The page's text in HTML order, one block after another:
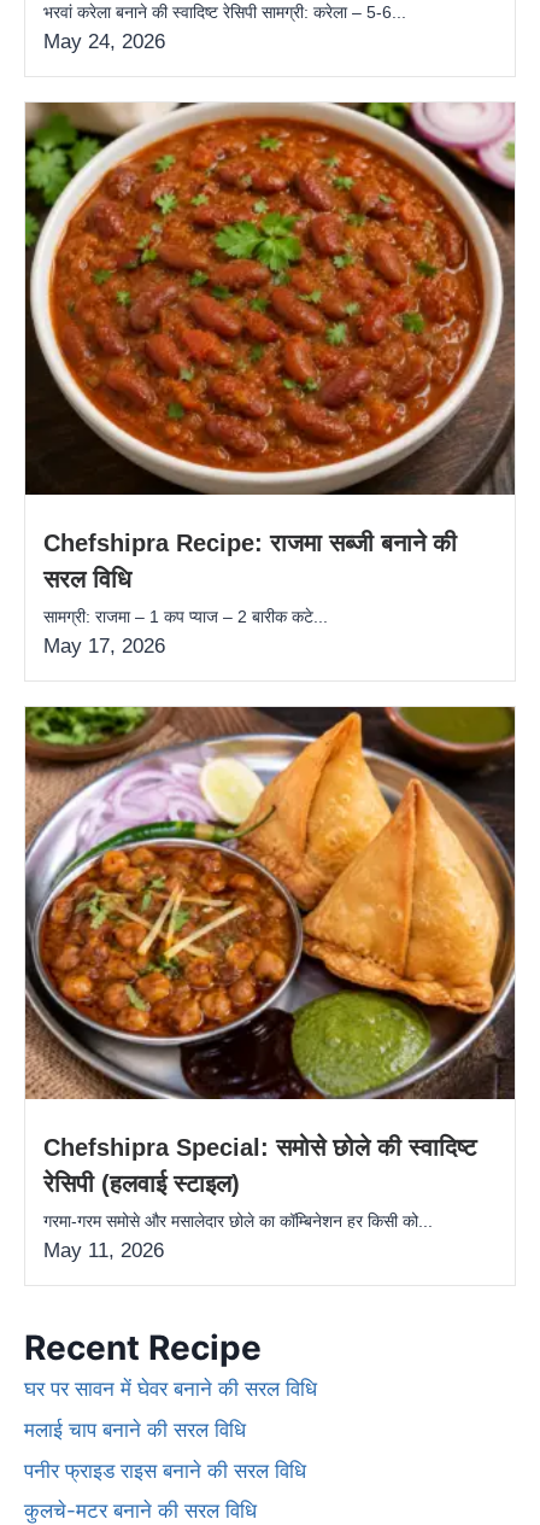
भरवां करेला बनाने की स्वादिष्ट रेसिपी सामग्री: करेला – 5-6...
May 24, 2026
Chefshipra Recipe: राजमा सब्जी बनाने की
सरल विधि
सामग्री: राजमा – 1 कप प्याज – 2 बारीक कटे...
May 17, 2026
Chefshipra Special: समोसे छोले की स्वादिष्ट
रेसिपी (हलवाई स्टाइल)
गरमा-गरम समोसे और मसालेदार छोले का कॉम्बिनेशन हर किसी को...
May 11, 2026
Recent Recipe
घर पर सावन में घेवर बनाने की सरल विधि
मलाई चाप बनाने की सरल विधि
पनीर फ्राइड राइस बनाने की सरल विधि
कुलचे-मटर बनाने की सरल विधि